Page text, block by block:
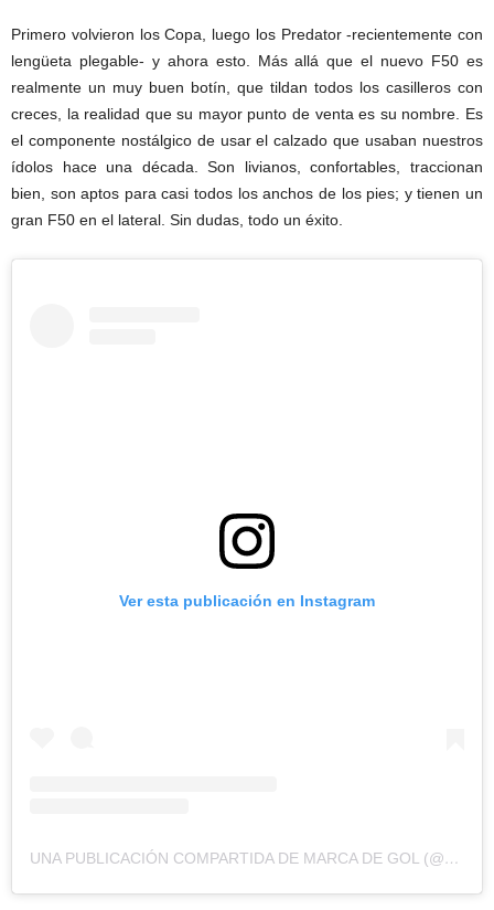
Primero volvieron los Copa, luego los Predator -recientemente con
lengüeta plegable- y ahora esto. Más allá que el nuevo F50 es
realmente un muy buen botín, que tildan todos los casilleros con
creces, la realidad que su mayor punto de venta es su nombre. Es
el componente nostálgico de usar el calzado que usaban nuestros
ídolos hace una década. Son livianos, confortables, traccionan
bien, son aptos para casi todos los anchos de los pies; y tienen un
gran F50 en el lateral. Sin dudas, todo un éxito.
Ver esta publicación en Instagram
UNA PUBLICACIÓN COMPARTIDA DE MARCA DE GOL (@MARCADEGOL)